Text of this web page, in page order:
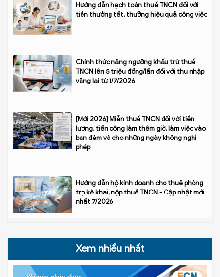
Hướng dẫn hạch toán thuế TNCN đối với
tiền thưởng tết, thưởng hiệu quả công việc
Chính thức nâng ngưỡng khấu trừ thuế
TNCN lên 5 triệu đồng/lần đối với thu nhập
vãng lai từ 1/7/2026
[Mới 2026] Miễn thuế TNCN đối với tiền
lương, tiền công làm thêm giờ, làm việc vào
ban đêm và cho những ngày không nghỉ
phép
Hướng dẫn hộ kinh doanh cho thuê phòng
trọ kê khai, nộp thuế TNCN - Cập nhật mới
nhất 7/2026
Xem nhiều nhất